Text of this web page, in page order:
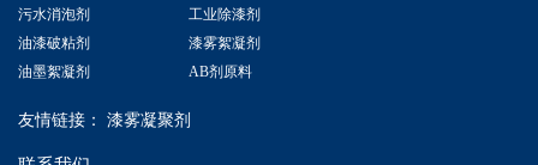
污水消泡剂
油漆破粘剂
油墨絮凝剂
工业除漆剂
漆雾絮凝剂
AB剂原料
友情链接： 漆雾凝聚剂